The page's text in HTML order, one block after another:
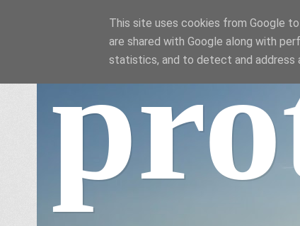
This site uses cookies from Google
are shared with Google along with
statistics, and to detect and address